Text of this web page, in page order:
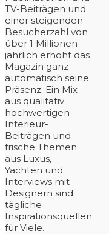
TV-Beiträgen und
einer steigenden
Besucherzahl von
über 1 Millionen
jährlich erhöht das
Magazin ganz
automatisch seine
Präsenz. Ein Mix
aus qualitativ
hochwertigen
Interieur-
Beiträgen und
frische Themen
aus Luxus,
Yachten und
Interviews mit
Designern sind
tägliche
Inspirationsquellen
für Viele.